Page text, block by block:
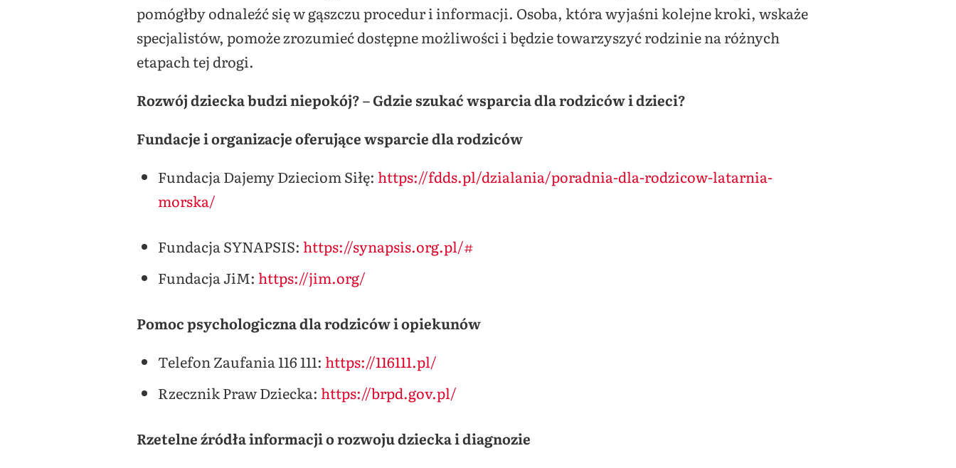
pomógłby odnaleźć się w gąszczu procedur i informacji. Osoba, która wyjaśni kolejne kroki, wskaże
specjalistów, pomoże zrozumieć dostępne możliwości i będzie towarzyszyć rodzinie na różnych
etapach tej drogi.
Rozwój dziecka budzi niepokój? – Gdzie szukać wsparcia dla rodziców i dzieci?
Fundacje i organizacje oferujące wsparcie dla rodziców
Fundacja Dajemy Dzieciom Siłę: https://fdds.pl/dzialania/poradnia-dla-rodzicow-latarnia-
morska/
Fundacja SYNAPSIS: https://synapsis.org.pl/#
Fundacja JiM: https://jim.org/
Pomoc psychologiczna dla rodziców i opiekunów
Telefon Zaufania 116 111: https://116111.pl/
Rzecznik Praw Dziecka: https://brpd.gov.pl/
Rzetelne źródła informacji o rozwoju dziecka i diagnozie